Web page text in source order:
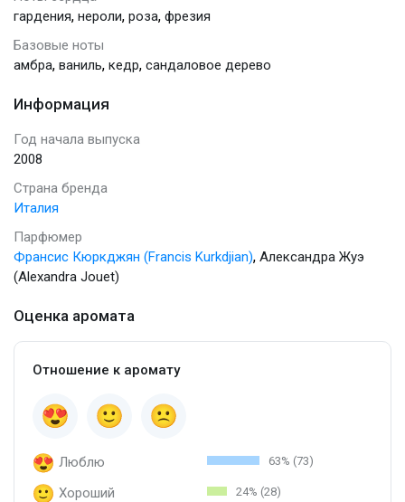
гардения, нероли, роза, фрезия
Базовые ноты
амбра, ваниль, кедр, сандаловое дерево
Информация
Год начала выпуска
2008
Страна бренда
Италия
Парфюмер
Франсис Кюркджян (Francis Kurkdjian), Александра Жуэ
(Alexandra Jouet)
Оценка аромата
Отношение к аромату
Люблю 63% (73)
Хороший 24% (28)